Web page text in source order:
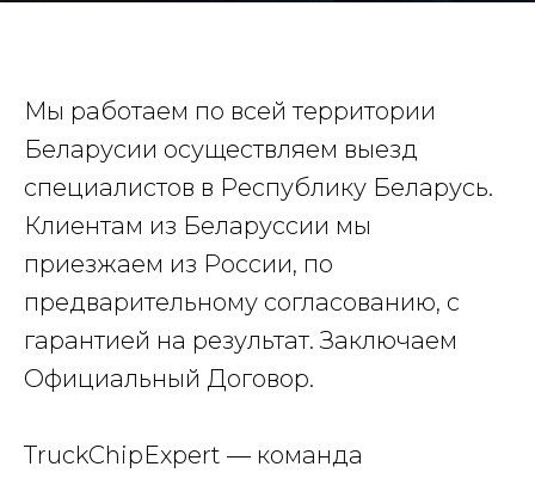
Мы работаем по всей территории
Беларусии осуществляем выезд
специалистов в Республику Беларусь.
Клиентам из Беларуссии мы
приезжаем из России, по
предварительному согласованию, с
гарантией на результат. Заключаем
Официальный Договор.
TruckChipExpert — команда